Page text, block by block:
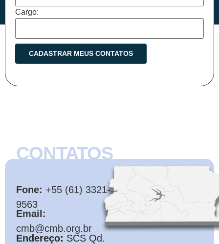
Cargo:
CONTATOS
Fone: +55 (61) 3321-
9563
Email:
cmb@cmb.org.br
Endereço: SCS Qd.